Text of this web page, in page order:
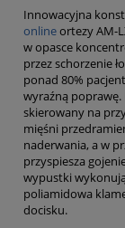
Innowacyjna
onlineortezy AM-
w opasce
przez schorzenie
ponad 80%
wyraźną poprawę.
skierowany na
mięśni
naderwania, a w
przyspiesza
wypustki
poliamidowa
docisku.